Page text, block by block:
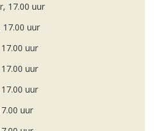
17.00 uur
uur
uur
uur
uur
uur